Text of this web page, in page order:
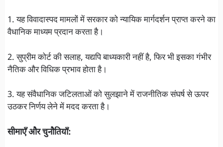
1. यह विवादास्पद मामलों में सरकार को न्यायिक मार्गदर्शन प्राप्त करने का
वैधानिक माध्यम प्रदान करता है।
2. सुप्रीम कोर्ट की सलाह, यद्यपि बाध्यकारी नहीं है, फिर भी इसका गंभीर
नैतिक और विधिक प्रभाव होता है।
3. यह संवैधानिक जटिलताओं को सुलझाने में राजनीतिक संघर्ष से ऊपर
उठकर निर्णय लेने में मदद करता है।
सीमाएँ और चुनौतियाँ: